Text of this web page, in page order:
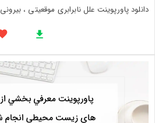
دانلود پاورپوینت علل نابرابری موقعیتی ،